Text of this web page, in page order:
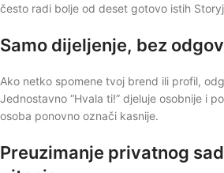
često radi bolje od deset gotovo istih
Samo dijeljenje, bez
Ako netko spomene tvoj brend ili profil,
Jednostavno “Hvala ti!” djeluje osobnije i
osoba ponovno označi kasnije.
Preuzimanje privatnog